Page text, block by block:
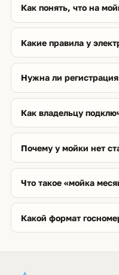
Как понять, что на
Какие правила у
Нужна ли
Как владельцу
Почему у мойки нет
Что такое «мойка
Какой формат